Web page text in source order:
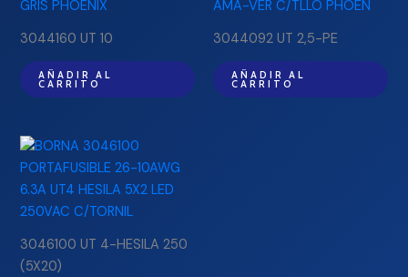
3044160 UT 10
AÑADIR AL
CARRITO
3044092 UT 2,5-PE
AÑADIR AL
CARRITO
3046100 UT 4-HESILA 250
(5X20)